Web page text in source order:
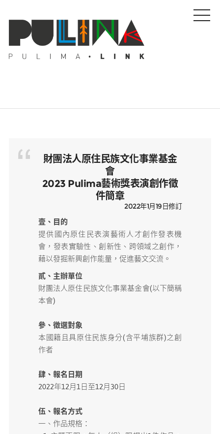
藝壇人物
Pulima藝術獎
媒體專區
展演櫥窗
關於我們
財團法人原住民族文化事業基金
會
2023 Pulima藝術獎表演創作徵
件簡章
2022年1月19日修訂
壹、目的
提供國內原住民表演藝術人才創作發表機
會，發表實驗性、創新性、跨領域之創作，
藉以發掘新興創作能量，促進藝文交流。
貳、主辦單位
財團法人原住民族文化事業基金會(以下簡稱
本會)
參、徵選對象
本國籍且具原住民族身分(含平埔族群)之創
作者
肆、報名日期
2022年12月1日至12月30日
伍、報名方式
一、作品規格：